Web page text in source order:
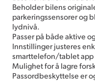
Beholder bilens
parkeringssensorer og
lydnivå.
Passer på både aktive
Innstillinger justeres
smarttelefon/tablet app
Mulighet for å lagre
Passordbeskyttelse er